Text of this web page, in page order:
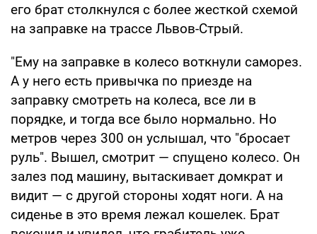
его брат столкнулся с более жесткой схемой
на заправке на трассе Львов-Стрый.
"Ему на заправке в колесо воткнули саморез.
А у него есть привычка по приезде на
заправку смотреть на колеса, все ли в
порядке, и тогда все было нормально. Но
метров через 300 он услышал, что "бросает
руль". Вышел, смотрит — спущено колесо. Он
залез под машину, вытаскивает домкрат и
видит — с другой стороны ходят ноги. А на
сиденье в это время лежал кошелек. Брат